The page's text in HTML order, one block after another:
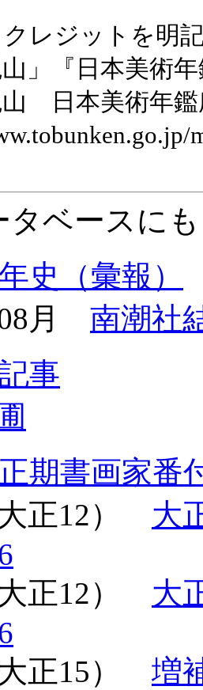
レジットを明
」『日本美術
日本美術年鑑
タベースに
史（彙報）
月 南潮社
事
期書画家番
正12） 大
正12） 大
正15） 増